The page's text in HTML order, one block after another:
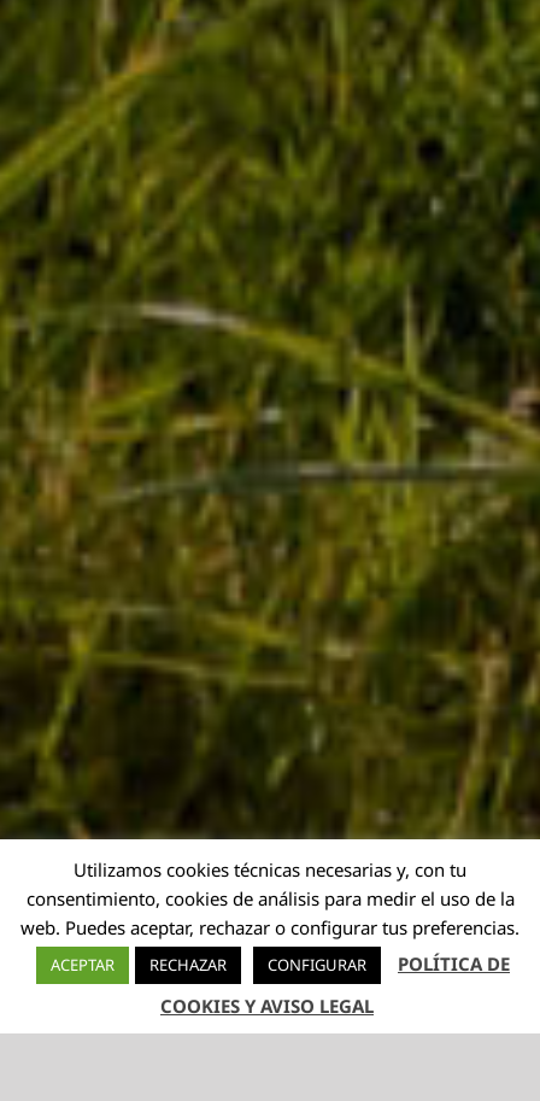
Utilizamos cookies técnicas necesarias y, con tu
consentimiento, cookies de análisis para medir el uso de la
web. Puedes aceptar, rechazar o configurar tus preferencias.
ACEPTAR RECHAZAR CONFIGURAR
POLÍTICA DE
COOKIES Y AVISO LEGAL